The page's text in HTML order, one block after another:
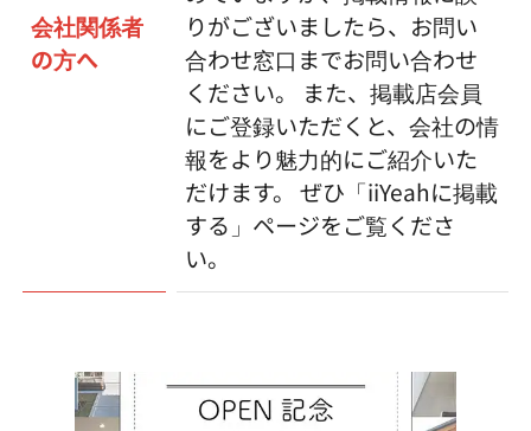
会社関係者
の方へ
りがございましたら、お問い
合わせ窓口までお問い合わせ
ください。 また、掲載店会員
にご登録いただくと、会社の情
報をより魅力的にご紹介いた
だけます。 ぜひ「iiYeahに掲載
する」ページをご覧くださ
い。